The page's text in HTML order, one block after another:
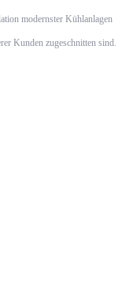
modernster Kühlanlagen
Kunden zugeschnitten sind.